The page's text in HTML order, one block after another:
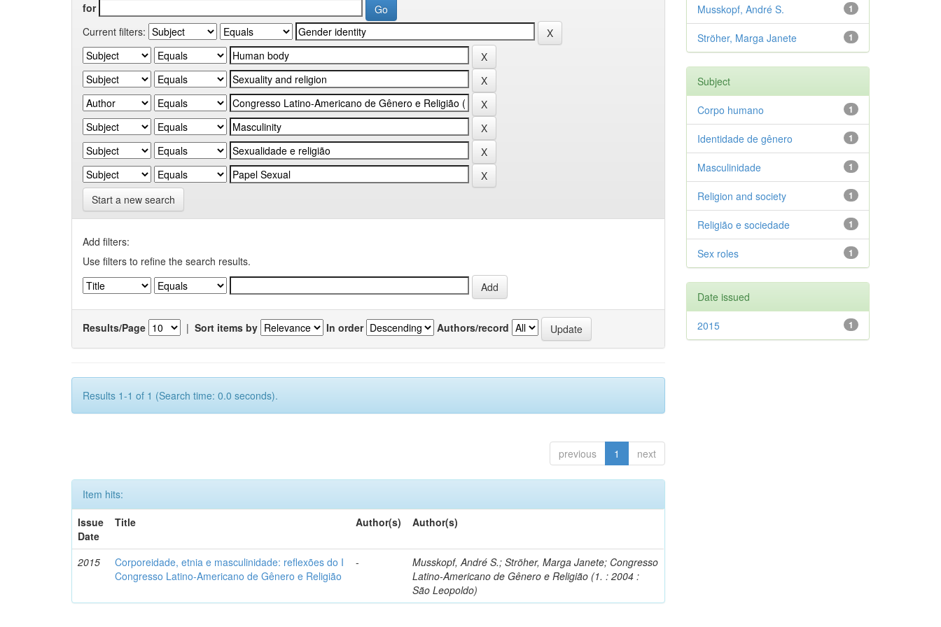
for
Current filters:
Start a new search
Add filters:
Use filters to refine the search results.
Results/Page | Sort items by In order Authors/record
Results 1-1 of 1 (Search time: 0.0 seconds).
previous 1 next
Item hits:
Issue
Date
Title Author(s) Author(s)
2015
Corporeidade, etnia e masculinidade: reflexões do I
Congresso Latino-Americano de Gênero e Religião
-
Musskopf, André S.; Ströher, Marga Janete; Congresso
Latino-Americano de Gênero e Religião (1. : 2004 :
São Leopoldo)
1
Musskopf, André S.
1
Ströher, Marga Janete
Subject
1
Corpo humano
1
Identidade de gênero
1
Masculinidade
1
Religion and society
1
Religião e sociedade
1
Sex roles
Date issued
1
2015